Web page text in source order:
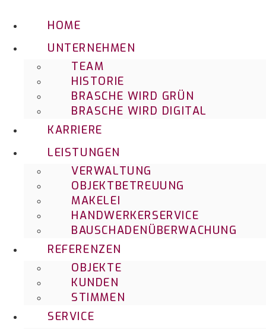
HOME
UNTERNEHMEN
TEAM
HISTORIE
BRASCHE WIRD GRÜN
BRASCHE WIRD DIGITAL
KARRIERE
LEISTUNGEN
VERWALTUNG
OBJEKTBETREUUNG
MAKELEI
HANDWERKERSERVICE
BAUSCHADENÜBERWACHUNG
REFERENZEN
OBJEKTE
KUNDEN
STIMMEN
SERVICE